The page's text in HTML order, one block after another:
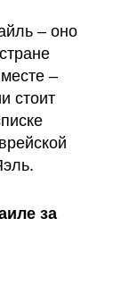
– оно
–
стоит
за